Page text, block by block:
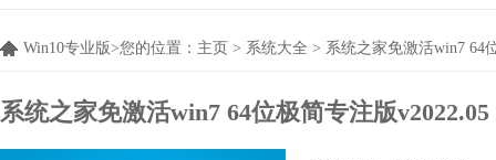
Win10专业版>您的位置： 主页 > 系统大全 > 系统之家免激活win7 64
系统之家免激活win7 64位极简专注版v2022.05